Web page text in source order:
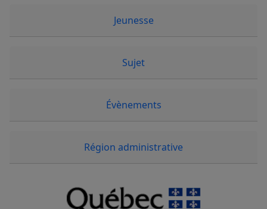
Jeunesse
Sujet
Évènements
Région administrative